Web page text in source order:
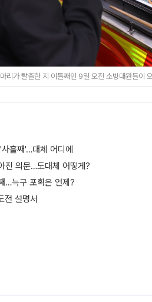
리가 탈출한 지 이틀째인 9일 오전 소방대원들이
흘째'…대체 어디에
진 의문…도대체 어떻게?
…늑구 포획은 언제?
전 설명서